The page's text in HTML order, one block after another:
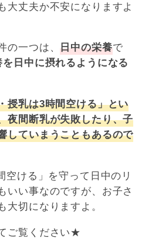
大丈夫か不安になりますよ
の一つは、日中の栄養で
日中に摂れるようになる
授乳は3時間空ける」とい
夜間断乳が失敗したり、子
していまうこともあるので
空ける」を守って日中のリ
いい事なのですが、お子さ
大切になりますよ。
ご覧ください★